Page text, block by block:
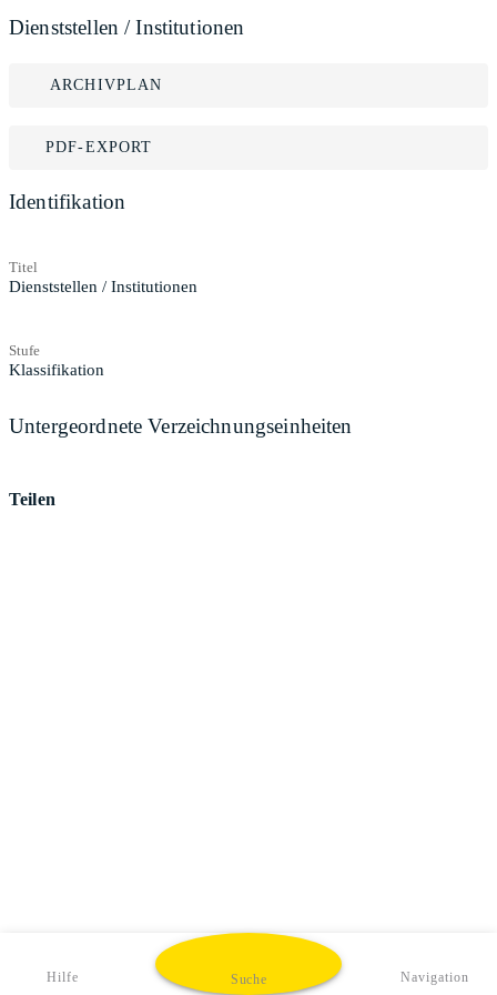
Dienststellen / Institutionen
ARCHIVPLAN
PDF-EXPORT
Identifikation
Titel
Dienststellen / Institutionen
Stufe
Klassifikation
Untergeordnete Verzeichnungseinheiten
Teilen
Hilfe Suche Navigation